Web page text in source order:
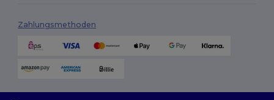
Zahlungsmethoden